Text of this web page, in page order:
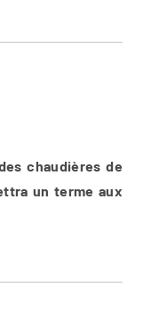
chaudières de
un terme aux